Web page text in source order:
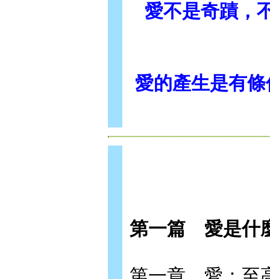
愛不是奇蹟，
愛的產生是有
第一篇 愛是什